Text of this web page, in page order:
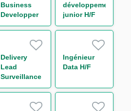
Business
Developper
H/F
développement
junior H/F
Delivery
Lead
Surveillance
des
Communications
de marché
Ingénieur
Data H/F